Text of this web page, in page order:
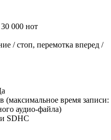
000 нот
/ стоп, перемотка вперед /
(максимальное время записи:
аудио-файла)
SDHC